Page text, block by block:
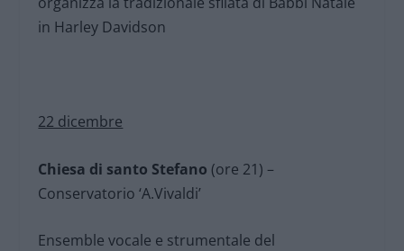
in Harley Davidson
22 dicembre
Chiesa di santo Stefano (ore 21) –
Conservatorio ‘A.Vivaldi’
Ensemble vocale e strumentale del